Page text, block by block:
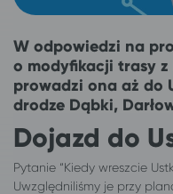
W odpowiedzi na
o modyfikacji trasy z
prowadzi ona aż do
drodze Dąbki,
Dojazd do
Pytanie “Kiedy wreszcie
Uwzględniliśmy je przy